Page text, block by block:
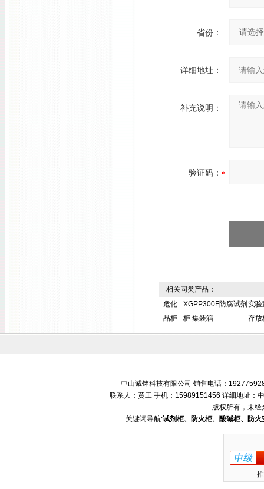
省份：
详细地址：
补充说明：
验证码：
相关同类产品：
危化
品柜
XGPP300F防腐试剂
柜 集装箱
实验
存放
中山诚铭科技有限公司 销售电话：
联系人：黄工 手机：15989151456 详细地址：
版权所有，未经
关键词导航:试剂柜、防火柜、酸碱柜、防